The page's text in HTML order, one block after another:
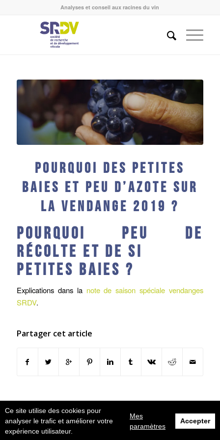
Analyses et conseil aux racines du vin
Pourquoi des petites
baies et peu d’Azote sur
la vendange 2019 ?
Pourquoi peu de
récolte et de si
petites baies ?
Explications dans la note de saison spéciale vendanges
SRDV.
Partager cet article
© Design et intégration by Karactère
Mentions légales
Ce site utilise des cookies pour
analyser le trafic et améliorer votre
expérience utilisateur.
Mes
paramètres
Accepter